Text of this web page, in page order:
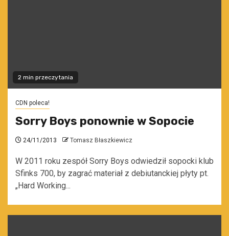
2 min przeczytania
CDN poleca!
Sorry Boys ponownie w Sopocie
24/11/2013 Tomasz Błaszkiewicz
W 2011 roku zespół Sorry Boys odwiedził sopocki klub
Sfinks 700, by zagrać materiał z debiutanckiej płyty pt.
„Hard Working...